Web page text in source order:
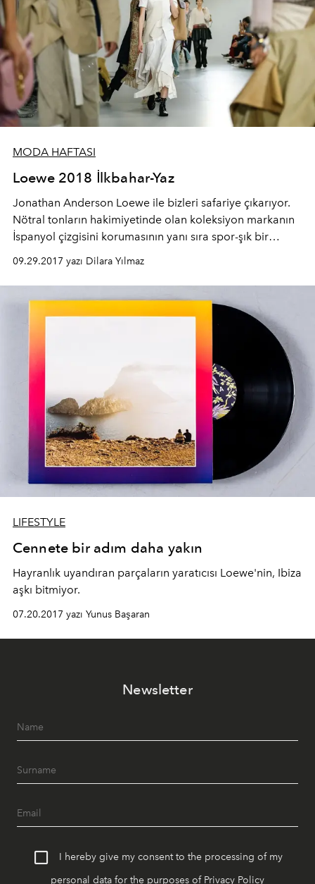
MODA HAFTASI
Loewe 2018 İlkbahar-Yaz
Jonathan Anderson Loewe ile bizleri safariye çıkarıyor.
Nötral tonların hakimiyetinde olan koleksiyon markanın
İspanyol çizgisini korumasının yanı sıra spor-şık bir
koleksiyon ile karşımıza çıkıyor.
09.29.2017 yazı Dilara Yılmaz
LIFESTYLE
Cennete bir adım daha yakın
Hayranlık uyandıran parçaların yaratıcısı Loewe'nin, Ibiza
aşkı bitmiyor.
07.20.2017 yazı Yunus Başaran
Newsletter
I hereby give my consent to the processing of my
personal data for the purposes of Privacy Policy